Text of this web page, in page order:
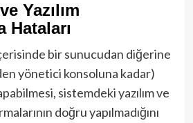
Yazılım
Hataları
bir sunucudan diğerine
yönetici konsoluna kadar)
sistemdeki yazılım ve
doğru yapılmadığını